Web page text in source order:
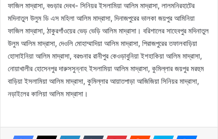
ফাজিল মাদ্রাসা, বগুড়ার দেবখ- সিনিয়র ইসলামিয়া আলিম মাদ্রাসা, লালমনিরহাটের
মদিনাতুল উলুম ডি এস মহিলা আলিম মাদ্রাসা, দিনাজপুরের ভালকা জয়পুর আমিনিয়া
ফাজিল মাদ্রাসা, ঠাকুরগাঁওয়ের ভেড় ভেড়ি আলিম মাদ্রাসা। বরিশালের সাহেবপুর মদিনাতুল
উলুম আলিম মাদ্রাসা, দেওলি মোহাম্মাদিয়া আলিম মাদ্রাসা, পিরাজপুরের তফালবাড়িয়া
হোসাইনিয়া আলিম মাদ্রাসা, বরগুনার রানীপুর কেওড়াবুনিয়া ইশহাকিয়া আলিম মাদ্রাসা,
নোয়াখালীর হোসেনপুর দারুসসুন্নাহ ইসলামিয়া আলিম মাদ্রাসা, কুমিল্লার জয়পুর মরহুম
বাড়িয়া ইসলামিয়া আলিম মাদ্রাসা, কুমিল্লার আয়াতপাড়া আজিজিয়া সিনিয়র মাদ্রাসা,
নড়াইলের কালিয়া আলিম মাদ্রাসা।